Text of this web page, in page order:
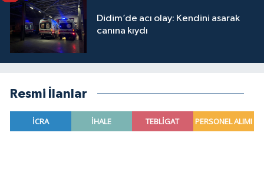
Didim’de acı olay: Kendini asarak
canına kıydı
Resmi İlanlar